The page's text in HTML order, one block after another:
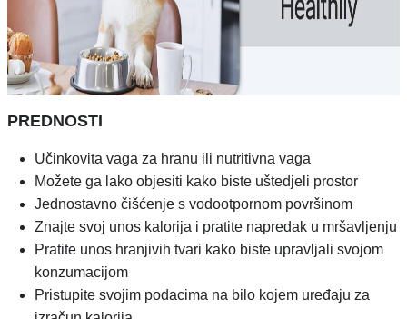
PREDNOSTI
Učinkovita vaga za hranu ili nutritivna vaga
Možete ga lako objesiti kako biste uštedjeli prostor
Jednostavno čišćenje s vodootpornom površinom
Znajte svoj unos kalorija i pratite napredak u mršavljenju
Pratite unos hranjivih tvari kako biste upravljali svojom
konzumacijom
Pristupite svojim podacima na bilo kojem uređaju za